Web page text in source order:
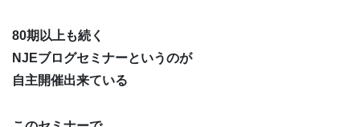
80期以上も続く
NJEブログセミナーというのが
自主開催出来ている